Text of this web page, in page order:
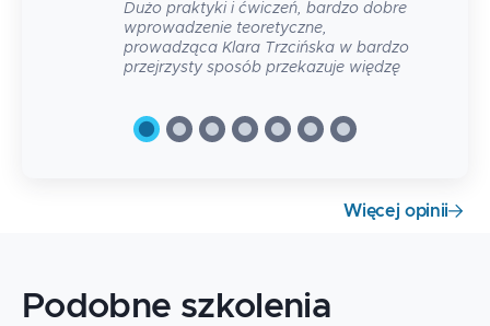
Dużo praktyki i ćwiczeń, bardzo dobre
wprowadzenie teoretyczne,
prowadząca Klara Trzcińska w bardzo
przejrzysty sposób przekazuje więdzę
Więcej opinii
Podobne szkolenia